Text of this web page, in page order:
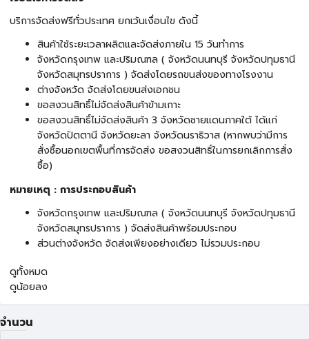
บริการจัดส่งฟรีทั่วประเทศ ยกเว้นเงื่อนไข ดังนี้
สินค้าใช้ระยะเวลาผลิตและจัดส่งภายใน 15 วันทำการ
จังหวัดกรุงเทพ และปริมณฑล ( จังหวัดนนทบุรี จังหวัดปทุมธานี
จังหวัดสมุทรปราการ ) จัดส่งโดยรถขนส่งของทางโรงงาน
ต่างจังหวัด จัดส่งโดยขนส่งเอกชน
ขอสงวนสิทธิ์ไม่จัดส่งสินค้าข้ามเกาะ
ขอสงวนสิทธิ์ไม่จัดส่งสินค้า 3 จังหวัดชายแดนภาคใต้ ได้แก่
จังหวัดปัตตานี จังหวัดยะลา จังหวัดนราธิวาส (หากพบว่ามีการ
สั่งซื้อนอกเขตพื้นที่การจัดส่ง ขอสงวนสิทธิ์ในการยกเลิกการสั่ง
ซื้อ)
หมายเหตุ : การประกอบสินค้า
จังหวัดกรุงเทพ และปริมณฑล ( จังหวัดนนทบุรี จังหวัดปทุมธานี
จังหวัดสมุทรปราการ ) จัดส่งสินค้าพร้อมประกอบ
ส่วนต่างจังหวัด จัดส่งเพียงอย่างเดียว ไม่รวมประกอบ
ดูทั้งหมด
ดูน้อยลง
จำนวน